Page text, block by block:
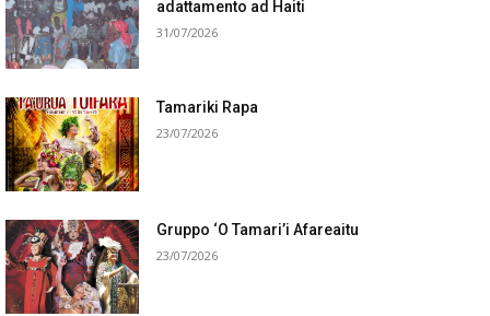
adattamento ad Haiti
31/07/2026
Tamariki Rapa
23/07/2026
Gruppo ‘O Tamari’i Afareaitu
23/07/2026